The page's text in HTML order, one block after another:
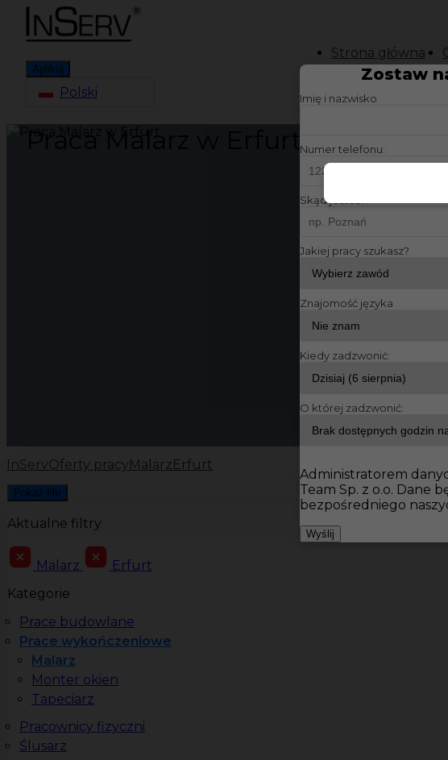
Strona główna
Aplikuj
Polski
Praca Malarz w Erfurt
InServOferty pracy Malarz Erfurt
Pokaż filtr
Aktualne filtry
Malarz
Erfurt
Kategorie
Prace budowlane
Prace wykończeniowe
Malarz
Monter okien
Tapeciarz
Pracownicy fizyczni
Ślusarz
Zostaw
Imię i nazwisko
Numer telefonu:
Skąd jesteś?:
Jakiej pracy szukasz?
Znajomość języka
Kiedy zadzwonić:
O której zadzwonić:
Administratorem
Team Sp. z o.o. Dane
bezpośredniego
Wyślij